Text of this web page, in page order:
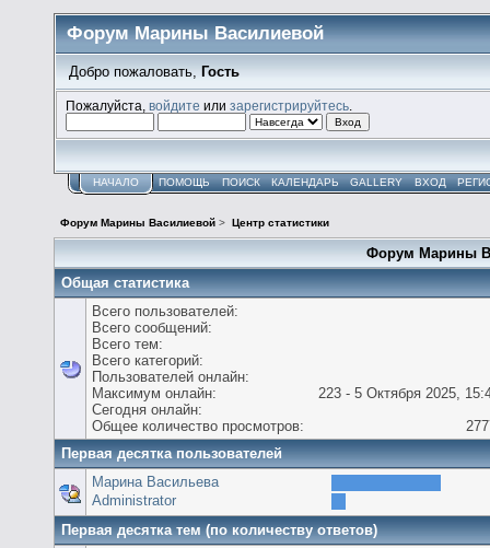
Форум Марины Василиевой
Добро пожаловать, Гость
Пожалуйста,войдите илизарегистрируйтесь
НАЧАЛО ПОМОЩЬ ПОИСК КАЛЕНДАРЬ GALLERY ВХОД
Форум Марины Василиевой > Центр статистики
Форум Марины
Общая статистика
Всего пользователей:
Всего сообщений:
Всего тем:
Всего категорий:
Пользователей онлайн:
Максимум онлайн:
223 - 5 Октября 2025,
Сегодня онлайн:
Общее количество просмотров:
Первая десятка пользователей
Марина Васильева
Administrator
Первая десятка тем (по количеству ответов)